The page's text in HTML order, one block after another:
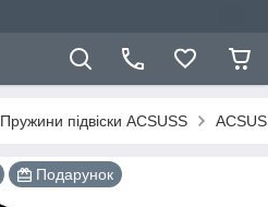
Пружини підвіски ACSUSS
Подарунок